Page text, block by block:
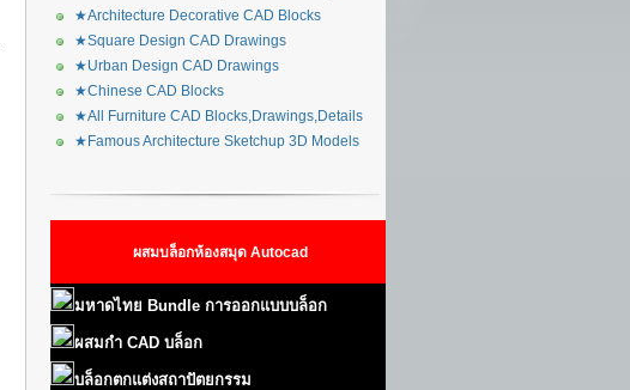
★Architecture Decorative CAD Blocks
★Square Design CAD Drawings
★Urban Design CAD Drawings
★Chinese CAD Blocks
★All Furniture CAD Blocks,Drawings,Details
★Famous Architecture Sketchup 3D Models
ผสมบล็อกห้องสมุด Autocad
มหาดไทย Bundle การออกแบบบล็อก
ผสมกำ CAD บล็อก
บล็อกตกแต่งสถาปัตยกรรม